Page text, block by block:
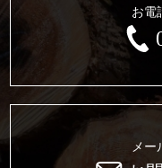
お電
メー